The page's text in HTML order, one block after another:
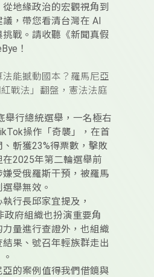
地緣政治的宏觀視角到
，帶您看清台灣在 AI
戰。請收聽《新聞真假
！
能撼動國本？羅馬尼亞
戰法」翻盤，憲法法庭
舉行總統選舉，一名極右
操作「奇襲」，在首
斬獲23%得票數，擊敗
2025年第二輪選舉前
受俄羅斯干預，被羅馬
舉無效。
行長邱家宜提及，
政府組織也扮演重要角
量進行查證外，也組織
果、號召年輕族群走出
的案例值得我們借鏡與